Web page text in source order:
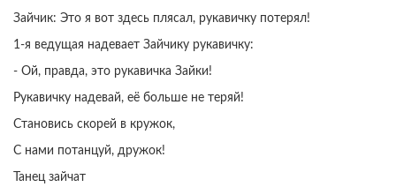
Зайчик: Это я вот здесь плясал, рукавичку потерял!
1-я ведущая надевает Зайчику рукавичку:
- Ой, правда, это рукавичка Зайки!
Рукавичку надевай, её больше не теряй!
Становись скорей в кружок,
С нами потанцуй, дружок!
Танец зайчат